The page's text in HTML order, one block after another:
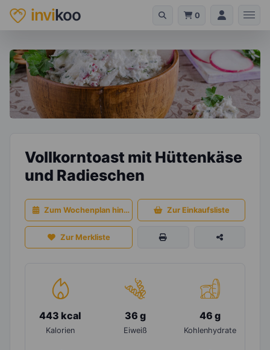
invikoo 0
Vollkorntoast mit Hüttenkäse
und Radieschen
Zum Wochenplan hinzufügen Zur Einkaufsliste
Zur Merkliste
443 kcal
Kalorien
36 g
Eiweiß
46 g
Kohlenhydrate